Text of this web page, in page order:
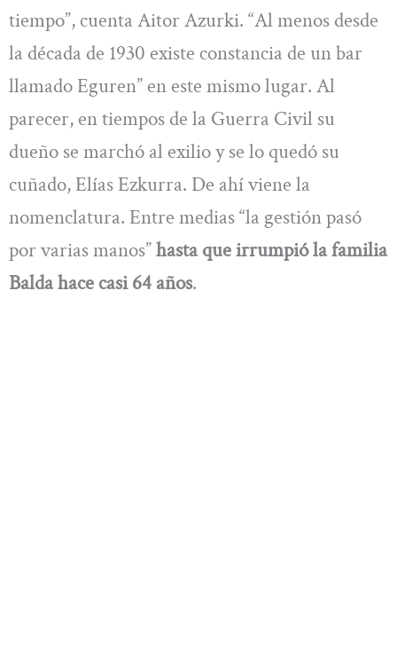
tiempo”, cuenta Aitor Azurki. “Al menos desde
la década de 1930 existe constancia de un bar
llamado Eguren” en este mismo lugar. Al
parecer, en tiempos de la Guerra Civil su
dueño se marchó al exilio y se lo quedó su
cuñado, Elías Ezkurra. De ahí viene la
nomenclatura. Entre medias “la gestión pasó
por varias manos”hasta que irrumpió la familia
Balda hace casi 64 años.